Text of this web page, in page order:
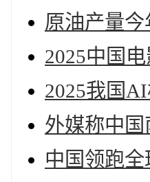
原油产量
2025中国
2025我国
外媒称中
中国领跑